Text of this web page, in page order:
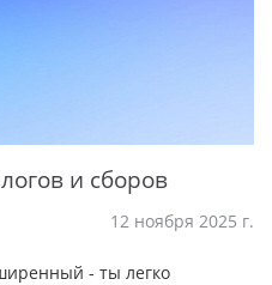
и сборов
12 ноября 2025 г.
- ты легко